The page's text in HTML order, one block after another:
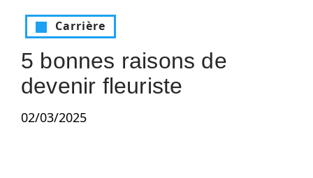
Carrière
5 bonnes raisons de
devenir fleuriste
02/03/2025